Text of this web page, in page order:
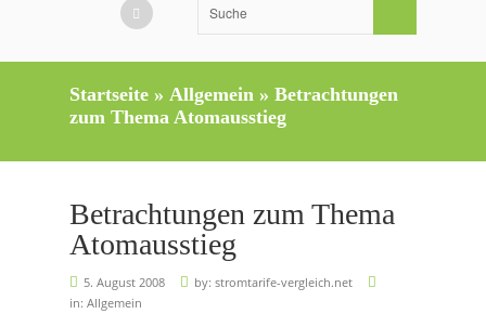
Startseite » Allgemein » Betrachtungen
zum Thema Atomausstieg
Betrachtungen zum Thema
Atomausstieg
5. August 2008 by: stromtarife-vergleich.net
in: Allgemein